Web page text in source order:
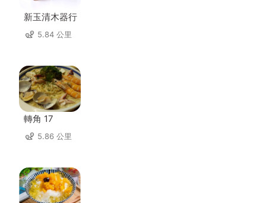
新玉清木器行
5.84 公里
轉角 17
5.86 公里